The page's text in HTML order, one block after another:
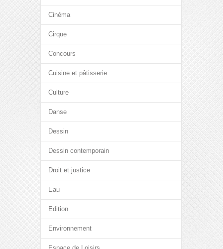
Cinéma
Cirque
Concours
Cuisine et pâtisserie
Culture
Danse
Dessin
Dessin contemporain
Droit et justice
Eau
Edition
Environnement